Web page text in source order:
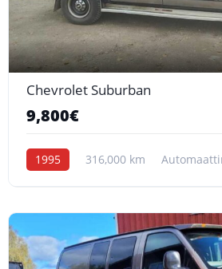
Chevrolet Suburban
9,800€
1995 316,000 km